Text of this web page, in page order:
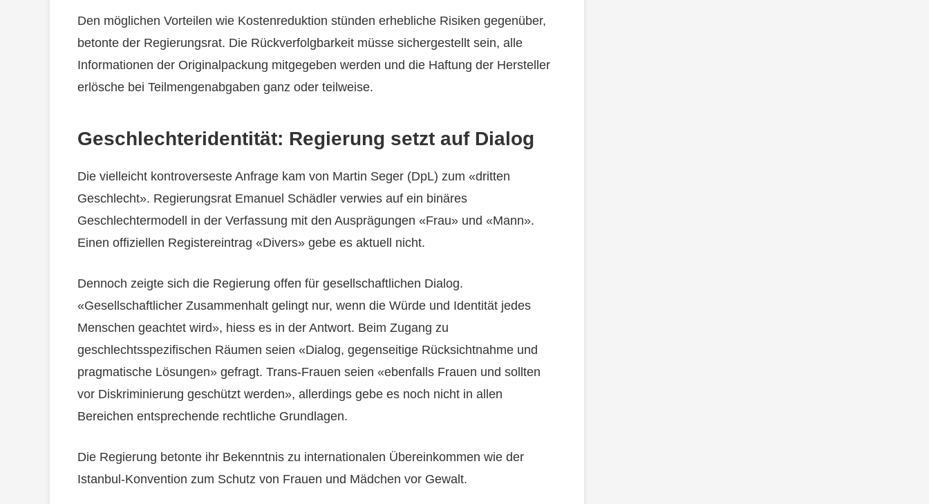
Den möglichen Vorteilen wie Kostenreduktion stünden erhebliche Risiken gegenüber,
betonte der Regierungsrat. Die Rückverfolgbarkeit müsse sichergestellt sein, alle
Informationen der Originalpackung mitgegeben werden und die Haftung der Hersteller
erlösche bei Teilmengenabgaben ganz oder teilweise.
Geschlechteridentität: Regierung setzt auf Dialog
Die vielleicht kontroverseste Anfrage kam von Martin Seger (DpL) zum «dritten
Geschlecht». Regierungsrat Emanuel Schädler verwies auf ein binäres
Geschlechtermodell in der Verfassung mit den Ausprägungen «Frau» und «Mann».
Einen offiziellen Registereintrag «Divers» gebe es aktuell nicht.
Dennoch zeigte sich die Regierung offen für gesellschaftlichen Dialog.
«Gesellschaftlicher Zusammenhalt gelingt nur, wenn die Würde und Identität jedes
Menschen geachtet wird», hiess es in der Antwort. Beim Zugang zu
geschlechtsspezifischen Räumen seien «Dialog, gegenseitige Rücksichtnahme und
pragmatische Lösungen» gefragt. Trans-Frauen seien «ebenfalls Frauen und sollten
vor Diskriminierung geschützt werden», allerdings gebe es noch nicht in allen
Bereichen entsprechende rechtliche Grundlagen.
Die Regierung betonte ihr Bekenntnis zu internationalen Übereinkommen wie der
Istanbul-Konvention zum Schutz von Frauen und Mädchen vor Gewalt.